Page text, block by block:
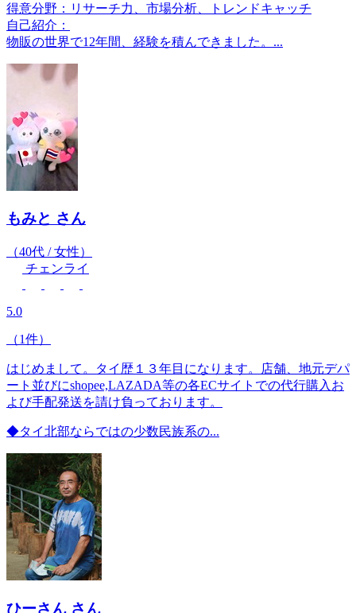
得意分野：リサーチ力、市場分析、トレンドキャッチ
自己紹介：
物販の世界で12年間、経験を積んできました。...
もみと さん
（40代 / 女性）
チェンライ
5.0
（1件）
はじめまして。タイ歴１３年目になります。店舗、地元デパ
ート並びにshopee,LAZADA等の各ECサイトでの代行購入お
よび手配発送を請け負っております。
◆タイ北部ならではの少数民族系の...
ひーさん さん